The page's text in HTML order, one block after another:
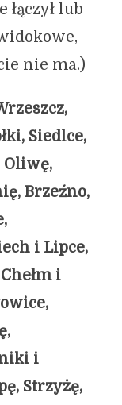
lub
nie ma.)
Siedlce,
Oliwę,
Brzeźno,
i Lipce,
i
i
Strzyżę,